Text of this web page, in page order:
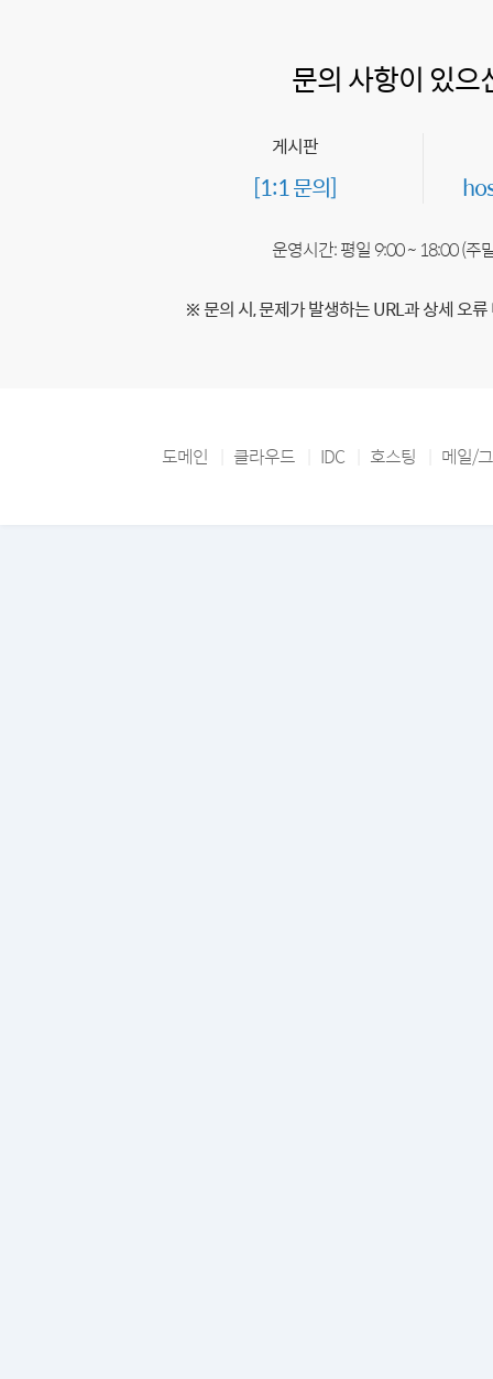
문의 사항이 있으
게시판
[1:1 문의]
운영시간: 평일 9:00 ~ 18:00 (주
※ 문의 시, 문제가 발생하는 URL과 상세 오
도메인 클라우드 IDC 호스팅 메일/